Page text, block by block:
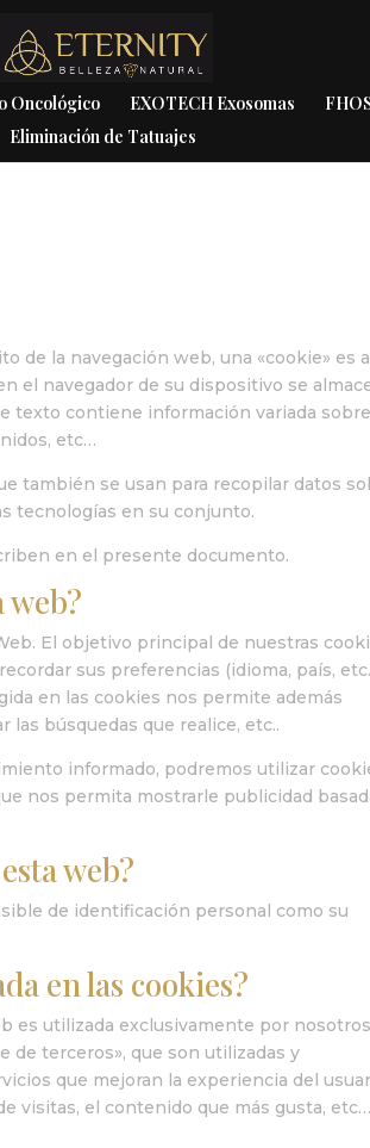
Oncológico EXOTECH Exosomas
Eliminación de Tatuajes
de la navegación web, una «cookie» es
el navegador de su dispositivo se
texto contiene información variada
etc…
también se usan para recopilar datos
tecnologías en su conjunto.
en el presente documento.
web?
El objetivo principal de nuestras
sus preferencias (idioma, país,
en las cookies nos permite además
las búsquedas que realice, etc..
informado, podremos utilizar
nos permita mostrarle publicidad
web?
de identificación personal como su
en las cookies?
es utilizada exclusivamente por
de terceros», que son utilizadas y
que mejoran la experiencia del
visitas, el contenido que más gusta,